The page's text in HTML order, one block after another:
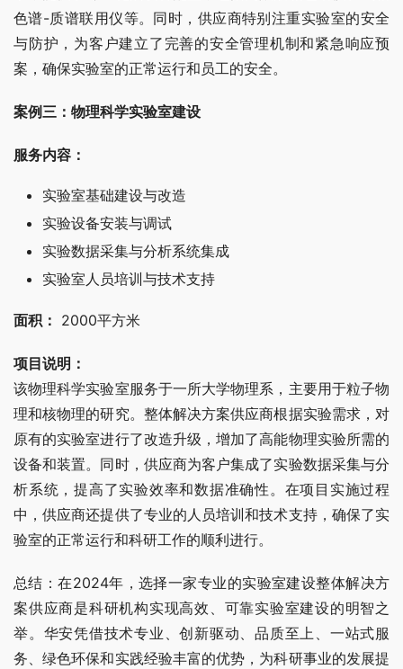
色谱-质谱联用仪等。同时，供应商特别注重实验室的安全
与防护，为客户建立了完善的安全管理机制和紧急响应预
案，确保实验室的正常运行和员工的安全。
案例三：物理科学实验室建设
服务内容：
实验室基础建设与改造
实验设备安装与调试
实验数据采集与分析系统集成
实验室人员培训与技术支持
面积： 2000平方米
项目说明：
该物理科学实验室服务于一所大学物理系，主要用于粒子物
理和核物理的研究。整体解决方案供应商根据实验需求，对
原有的实验室进行了改造升级，增加了高能物理实验所需的
设备和装置。同时，供应商为客户集成了实验数据采集与分
析系统，提高了实验效率和数据准确性。在项目实施过程
中，供应商还提供了专业的人员培训和技术支持，确保了实
验室的正常运行和科研工作的顺利进行。
总结：在2024年，选择一家专业的实验室建设整体解决方
案供应商是科研机构实现高效、可靠实验室建设的明智之
举。华安凭借技术专业、创新驱动、品质至上、一站式服
务、绿色环保和实践经验丰富的优势，为科研事业的发展提